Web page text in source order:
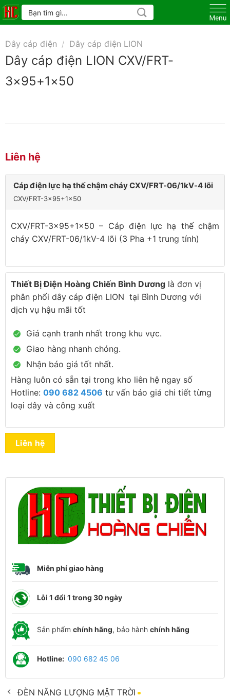
Skip
to
Tìm
kiếm:
Dây cáp điện / Dây cáp điện LION
Dây cáp điện LION CXV/FRT-
3×95+1×50
Liên hệ
Cáp điện lực hạ thế chậm cháy CXV/FRT-06/1kV-4 lõi
CXV/FRT-3x95+1x50
CXV/FRT-3×95+1×50 – Cáp điện lực hạ thế chậm
cháy CXV/FRT-06/1kV-4 lõi (3 Pha +1 trung tính)
Thiết Bị Điện Hoàng Chiến Bình Dương là đơn vị
phân phối dây cáp điện LION tại Bình Dương với
dịch vụ hậu mãi tốt
Giá cạnh tranh nhất trong khu vực.
Giao hàng nhanh chóng.
Nhận báo giá tốt nhất.
Hàng luôn có sẵn tại trong kho liên hệ ngay số
Hotline: 090 682 4506 tư vấn báo giá chi tiết từng
loại dây và công xuất
Liên hệ
Miễn phí giao hàng
Lỗi 1 đổi 1 trong 30 ngày
Sản phẩm chính hãng, bảo hành chính hãng
Hotline: 090 682 45 06
ĐÈN NĂNG LƯỢNG MẶT TRỜI